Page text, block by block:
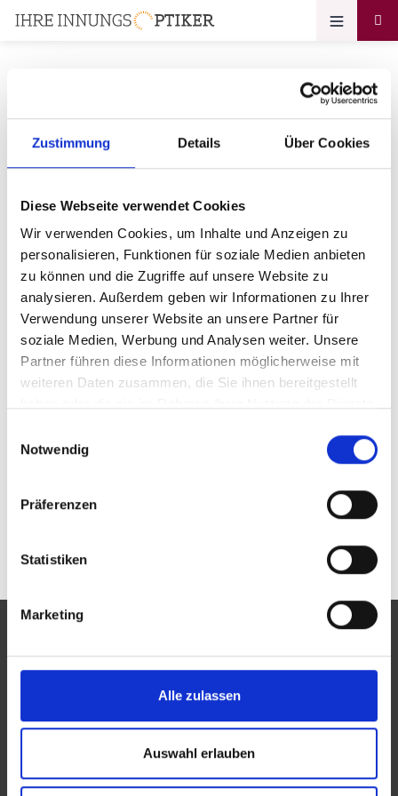
Zustimmung Details Über Cookies
Diese Webseite verwendet Cookies
Wir verwenden Cookies, um Inhalte und Anzeigen zu
personalisieren, Funktionen für soziale Medien anbieten
zu können und die Zugriffe auf unsere Website zu
analysieren. Außerdem geben wir Informationen zu Ihrer
Verwendung unserer Website an unsere Partner für
soziale Medien, Werbung und Analysen weiter. Unsere
Partner führen diese Informationen möglicherweise mit
weiteren Daten zusammen, die Sie ihnen bereitgestellt
Notwendig
Präferenzen
Statistiken
Marketing
Alle zulassen
Auswahl erlauben
Ihr Zugang zum
Optikerprofil
sehland optik e. K. Inh. Ralf
Breitkopf
Bitte geben Sie Ihr Passwort ein:
Sie sind nicht sehland optik e. K. Inh. Ralf Breitkopf?
Zur allgemeinen Suche.
Eine Aktion des Zentralverbandes der Augenoptiker und
Optometristen (ZVA)
Der ZVA ist ein Bundesinnungsverband, seine Mitglieder
sind die Landesinnungsverbände und Landesinnungen